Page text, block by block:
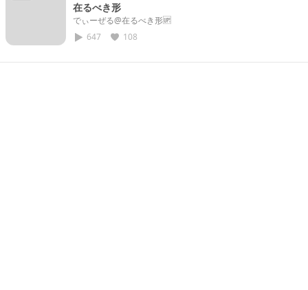
在るべき形
でぃーぜる@在るべき形🆙
647
108